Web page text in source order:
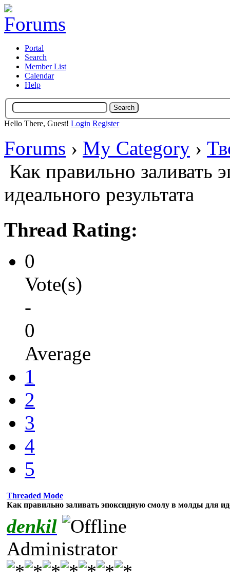
Portal
Search
Member List
Calendar
Help
Hello There, Guest! Login Register
Forums › My Category ›
Как правильно
идеального результата
Thread Rating:
0
Vote(s)
-
0
Average
1
2
3
4
5
Threaded Mode
Как правильно заливать эпоксидную смолу в молды для
denkil
Administrator